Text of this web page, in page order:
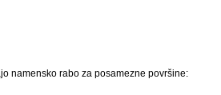
namensko rabo za posamezne površine: